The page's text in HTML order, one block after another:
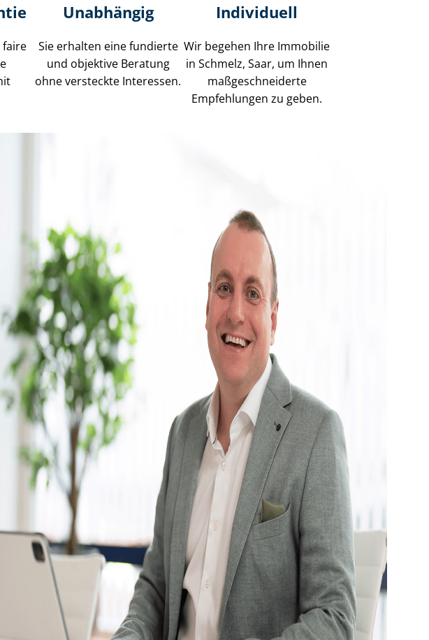
faire
Unabhängig
Sie erhalten eine fundierte
und objektive Beratung
ohne versteckte Interessen.
Individuell
Wir begehen Ihre Immobilie
in Schmelz, Saar, um Ihnen
maß­ge­schnei­der­te
Empfehlungen zu geben.